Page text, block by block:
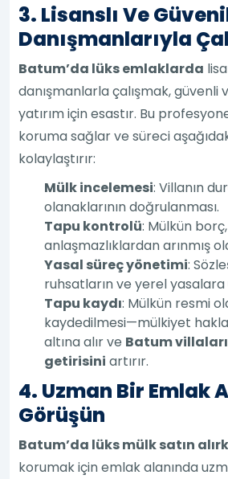
3. Lisanslı Ve
Danışmanlarıyla
Batum’da lüks emlaklarda
danışmanlarla çalışmak, güvenli
yatırım için esastır. Bu
koruma sağlar ve süreci
kolaylaştırır:
Mülk incelemesi: Villanın
olanaklarının doğrulanması.
Tapu kontrolü: Mülkün
anlaşmazlıklardan arınmış
Yasal süreç yönetimi:
ruhsatların ve yerel
Tapu kaydı: Mülkün resmi
kaydedilmesi—mülkiyet
altına alır ve Batum
getirisini artırır.
4. Uzman Bir Emlak
Görüşün
Batum’da lüks mülk satın
korumak için emlak alanında